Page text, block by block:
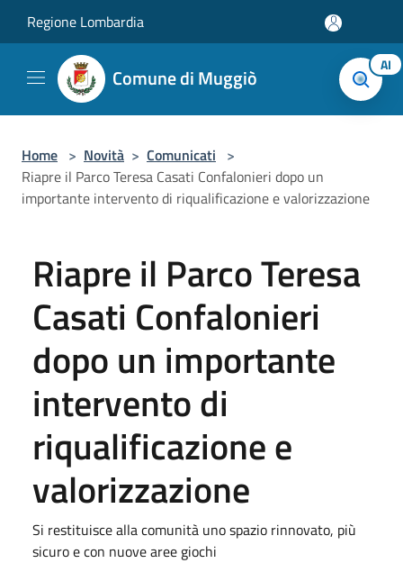
Regione Lombardia
Comune di Muggiò AI
Home > Novità > Comunicati >
Riapre il Parco Teresa Casati Confalonieri dopo un
importante intervento di riqualificazione e valorizzazione
Riapre il Parco Teresa
Casati Confalonieri
dopo un importante
intervento di
riqualificazione e
valorizzazione
Si restituisce alla comunità uno spazio rinnovato, più
sicuro e con nuove aree giochi